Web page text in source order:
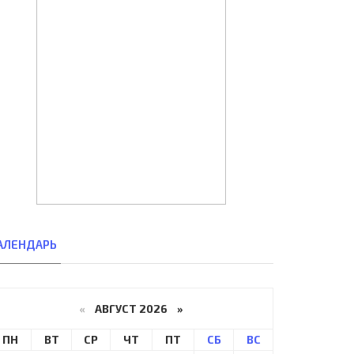
« АВГУСТ 2026 »
ПН ВТ СР ЧТ ПТ СБ ВС